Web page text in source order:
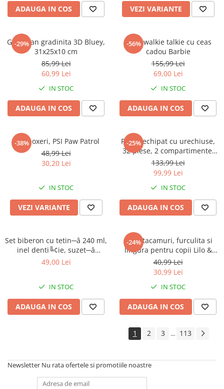
ADAUGA IN COS VEZI VARIANTE
-29%
Ghiozdan gradinita 3D Bluey,
31x25x10 cm
85,99 Lei
60,99 Lei
IN STOC
ADAUGA IN COS
-56%
Set 2 walkie talkie cu ceas
cadou Barbie
155,99 Lei
69,00 Lei
IN STOC
ADAUGA IN COS
-38%
Slip boxeri, PSI Paw Patrol
48,99 Lei
30,20 Lei
IN STOC
VEZI VARIANTE
-25%
Penar echipat cu urechiuse,
32 piese, 2 compartimente,
Gabby's Dollhouse
133,99 Lei
99,99 Lei
IN STOC
ADAUGA IN COS
Set biberon cu tetin─â 240 ml,
inel denti╚¢ie, suzet─â
ortodontic─â ╚Öi suport
49,00 Lei
IN STOC
ADAUGA IN COS
-24%
Set 2 tacamuri, furculita si
lingura pentru copii Lilo &
Stitch 15.5 cm
40,99 Lei
30,99 Lei
IN STOC
ADAUGA IN COS
1 2 3 ... 113
Newsletter Nu rata ofertele si promotiile noastre